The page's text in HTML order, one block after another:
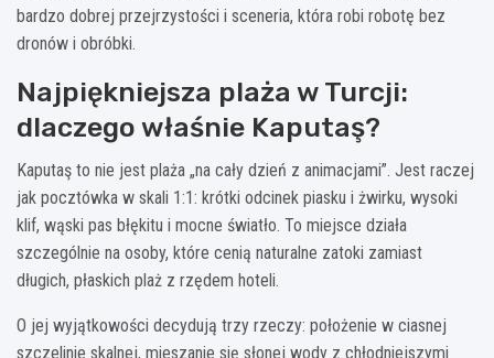
bardzo dobrej przejrzystości i sceneria, która robi robotę bez
dronów i obróbki.
Najpiękniejsza plaża w Turcji:
dlaczego właśnie Kaputaş?
Kaputaş to nie jest plaża „na cały dzień z animacjami”. Jest raczej
jak pocztówka w skali 1:1: krótki odcinek piasku i żwirku, wysoki
klif, wąski pas błękitu i mocne światło. To miejsce działa
szczególnie na osoby, które cenią naturalne zatoki zamiast
długich, płaskich plaż z rzędem hoteli.
O jej wyjątkowości decydują trzy rzeczy: położenie w ciasnej
szczelinie skalnej, mieszanie się słonej wody z chłodniejszymi